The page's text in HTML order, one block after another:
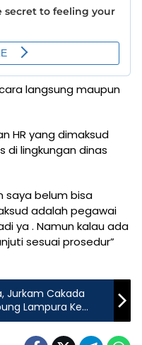
langsung maupun
HR yang dimaksud
di lingkungan dinas
saya belum bisa
adalah pegawai
ya . Namun kalau ada
sesuai prosedur”
Jurkam Cakada
Lampura Ke